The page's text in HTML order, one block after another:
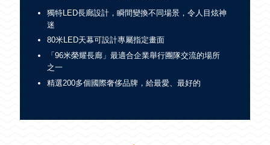
獨特LED長廊設計，瞬間變換不同場景，令人目炫神
迷
80米LED天幕可設計專屬指定畫面
「96米榮耀長廊」最適合企業舉行團隊交流的場所
之一
精選200多個國際奢侈品牌，給最愛、最好的